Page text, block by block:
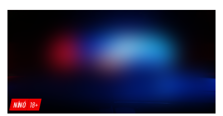
NÍNÓ 18+